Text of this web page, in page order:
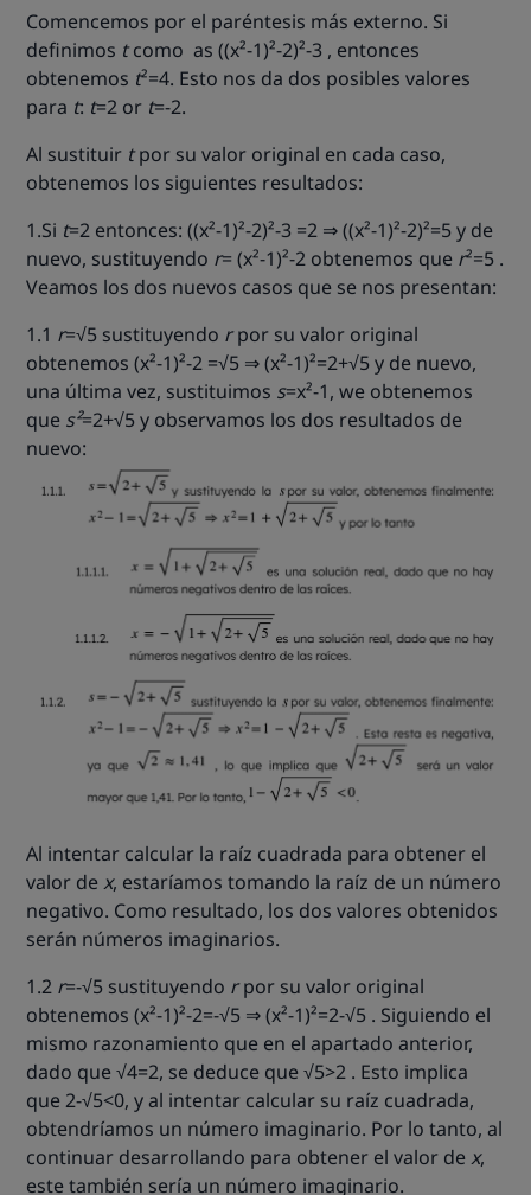
Comencemos por el paréntesis más externo. Si
definimos tcomo as ((x²-1)²-2)²-3 , entonces
obtenemos t²=4. Esto nos da dos posibles valores
para t: t=2 or t=-2.
Al sustituir tpor su valor original en cada caso,
obtenemos los siguientes resultados:
1.Si t=2 entonces:((x²-1)²-2)²-3 =2 ⇒ ((x²-1)²-2)²=5 y de
nuevo, sustituyendo r= (x²-1)²-2 obtenemos que r²=5 .
Veamos los dos nuevos casos que se nos presentan:
1.1 r=√5 sustituyendo rpor su valor original
obtenemos (x²-1)²-2 =√5 ⇒ (x²-1)²=2+√5 y de nuevo,
una última vez, sustituimos s=x²-1, we obtenemos
que s²=2+√5 y observamos los dos resultados de
nuevo:
Al intentar calcular la raíz cuadrada para obtener el
valor dex, estaríamos tomando la raíz de un número
negativo. Como resultado, los dos valores obtenidos
serán números imaginarios.
1.2 r=-√5 sustituyendo rpor su valor original
obtenemos(x²-1)²-2=-√5 ⇒ (x²-1)²=2-√5 . Siguiendo el
mismo razonamiento que en el apartado anterior,
dado que√4=2, se deduce que√5>2 . Esto implica
que 2-√5<0, y al intentar calcular su raíz cuadrada,
obtendríamos un número imaginario. Por lo tanto, al
continuar desarrollando para obtener el valor dex,
este también sería un número imaginario.